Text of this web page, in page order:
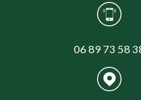
06 89 73 58